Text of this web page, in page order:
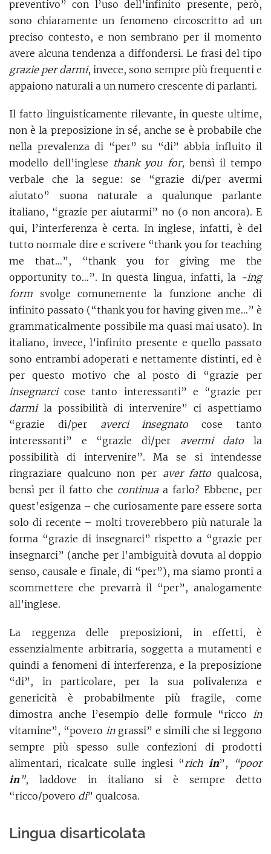
preventivo” con l’uso dell’infinito presente, però,
sono chiaramente un fenomeno circoscritto ad un
preciso contesto, e non sembrano per il momento
avere alcuna tendenza a diffondersi. Le frasi del tipo
grazie per darmi, invece, sono sempre più frequenti e
appaiono naturali a un numero crescente di parlanti.
Il fatto linguisticamente rilevante, in queste ultime,
non è la preposizione in sé, anche se è probabile che
nella prevalenza di “per” su “di” abbia influito il
modello dell’inglese thank you for, bensì il tempo
verbale che la segue: se “grazie di/per avermi
aiutato” suona naturale a qualunque parlante
italiano, “grazie per aiutarmi” no (o non ancora). E
qui, l’interferenza è certa. In inglese, infatti, è del
tutto normale dire e scrivere “thank you for teaching
me that…”, “thank you for giving me the
opportunity to…”. In questa lingua, infatti, la -ing
form svolge comunemente la funzione anche di
infinito passato (“thank you for having given me…” è
grammaticalmente possibile ma quasi mai usato). In
italiano, invece, l’infinito presente e quello passato
sono entrambi adoperati e nettamente distinti, ed è
per questo motivo che al posto di “grazie per
insegnarcicose tanto interessanti” e “grazie per
darmila possibilità di intervenire” ci aspettiamo
“grazie di/per averci insegnato cose tanto
interessanti” e “grazie di/per avermi dato la
possibilità di intervenire”. Ma se si intendesse
ringraziare qualcuno non per aver fatto qualcosa,
bensì per il fatto che continuaa farlo? Ebbene, per
quest’esigenza – che curiosamente pare essere sorta
solo di recente – molti troverebbero più naturale la
forma “grazie di insegnarci” rispetto a “grazie per
insegnarci” (anche per l’ambiguità dovuta al doppio
senso, causale e finale, di “per”), ma siamo pronti a
scommettere che prevarrà il “per”, analogamente
all’inglese.
La reggenza delle preposizioni, in effetti, è
essenzialmente arbitraria, soggetta a mutamenti e
quindi a fenomeni di interferenza, e la preposizione
“di”, in particolare, per la sua polivalenza e
genericità è probabilmente più fragile, come
dimostra anche l’esempio delle formule “ricco in
vitamine”, “povero in grassi” e simili che si leggono
sempre più spesso sulle confezioni di prodotti
alimentari, ricalcate sulle inglesi “ rich in”,
“poor
in”, laddove in italiano si è sempre detto
“ricco/povero di” qualcosa.
Lingua disarticolata